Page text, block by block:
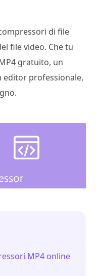
di file
file video. Che tu
gratuito, un
editor professionale,
MP4 online